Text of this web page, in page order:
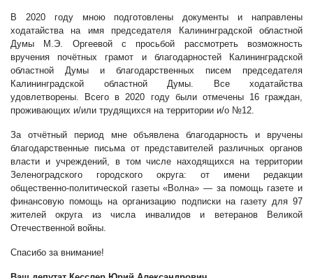
В 2020 году мною подготовлены документы и направлены
ходатайства на имя председателя Калининградской областной
Думы М.Э. Оргеевой с просьбой рассмотреть возможность
вручения почётных грамот и благодарностей Калининградской
областной Думы и благодарственных писем председателя
Калининградской областной Думы. Все ходатайства
удовлетворены. Всего в 2020 году были отмечены 16 граждан,
проживающих и/или трудящихся на территории и/о №12.
За отчётный период мне объявлена благодарность и вручены
благодарственные письма от представителей различных органов
власти и учреждений, в том числе находящихся на территории
Зеленоградского городского округа: от имени редакции
общественно-политической газеты «Волна» — за помощь газете и
финансовую помощь на организацию подписки на газету для 97
жителей округа из числа инвалидов и ветеранов Великой
Отечественной войны.
Спасибо за внимание!